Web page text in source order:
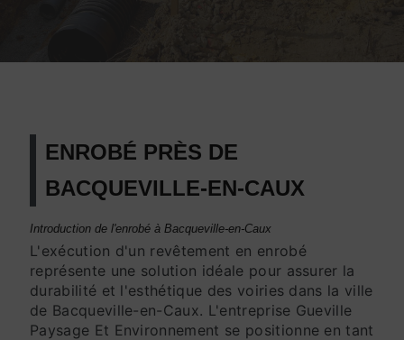
ENROBÉ PRÈS DE
BACQUEVILLE-EN-CAUX
Introduction de l'enrobé à Bacqueville-en-Caux
L'exécution d'un revêtement en enrobé
représente une solution idéale pour assurer la
durabilité et l'esthétique des voiries dans la ville
de Bacqueville-en-Caux. L'entreprise Gueville
Paysage Et Environnement se positionne en tant